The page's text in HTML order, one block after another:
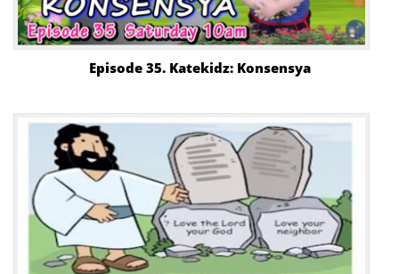
Episode 35. Katekidz: Konsensya